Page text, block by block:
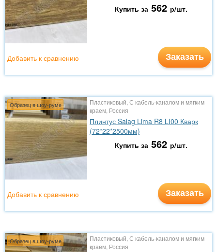
Купить за 562 р/шт.
Заказать
Добавить к сравнению
Образец в шоу-руме
Пластиковый, С кабель-каналом и мягким
краем, Россия
Плинтус Salag Lima R8 LI00 Кварк
(72*22*2500мм)
Купить за 562 р/шт.
Заказать
Добавить к сравнению
Образец в шоу-руме
Пластиковый, С кабель-каналом и мягким
краем, Россия